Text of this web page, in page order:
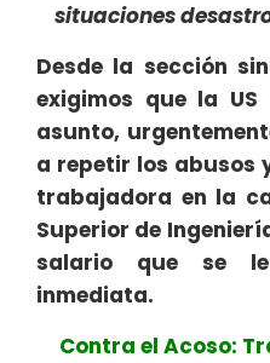
situaciones
Desde la sección
exigimos que la
asunto,
a repetir los abusos
trabajadora en la
Superior de
salario que se
inmediata.
Contra el Acoso: